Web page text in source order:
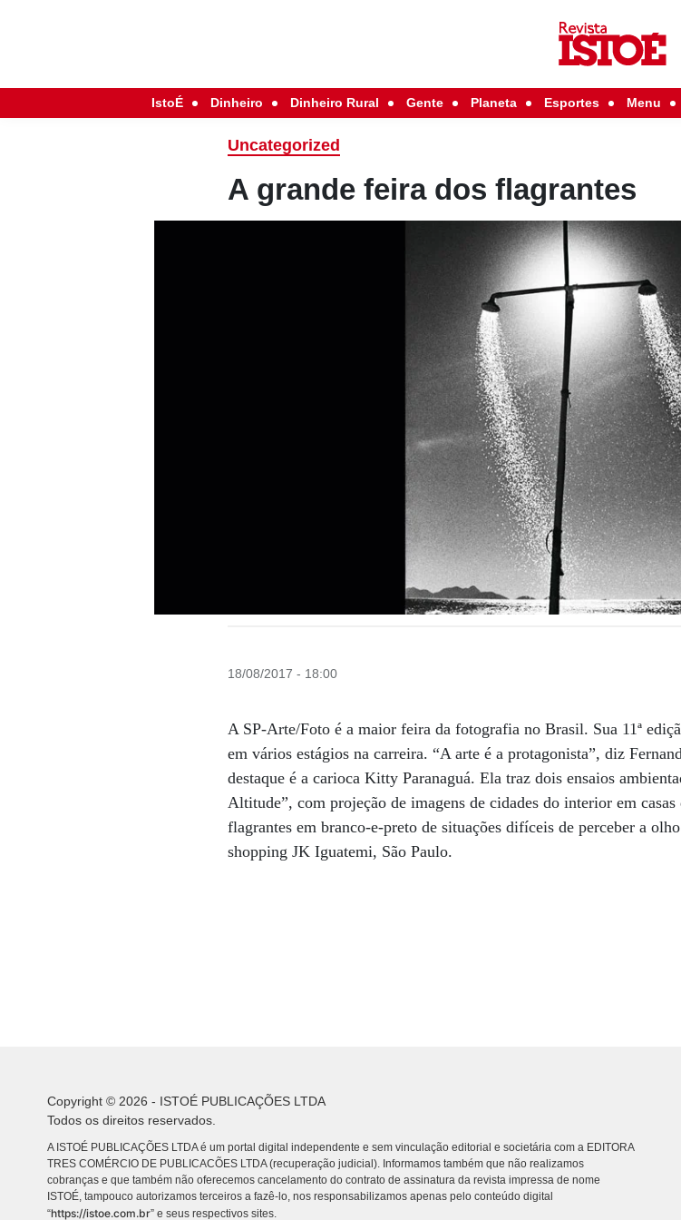
IstoÉ Dinheiro Dinheiro Rural Gente Planeta Esportes Menu
Uncategorized
A grande feira dos flagrantes
18/08/2017 - 18:00
A SP-Arte/Foto é a maior feira da fotografia no Brasil. Sua 11ª
em vários estágios na carreira. “A arte é a protagonista”, diz
destaque é a carioca Kitty Paranaguá. Ela traz dois ensaios
Altitude”, com projeção de imagens de cidades do interior em
flagrantes em branco-e-preto de situações difíceis de perceber a
shopping JK Iguatemi, São Paulo.
Copyright © 2026 - ISTOÉ PUBLICAÇÕES LTDA
Todos os direitos reservados.
A ISTOÉ PUBLICAÇÕES LTDA é um portal digital independente e sem vinculação editorial e societária com a EDITORA
TRES COMÉRCIO DE PUBLICACÕES LTDA (recuperação judicial). Informamos também que não realizamos
cobranças e que também não oferecemos cancelamento do contrato de assinatura da revista impressa de nome
ISTOÉ, tampouco autorizamos terceiros a fazê-lo, nos responsabilizamos apenas pelo conteúdo digital
“https://istoe.com.br” e seus respectivos sites.